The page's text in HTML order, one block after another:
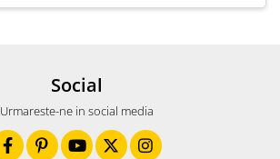
Social
Urmareste-ne in social media